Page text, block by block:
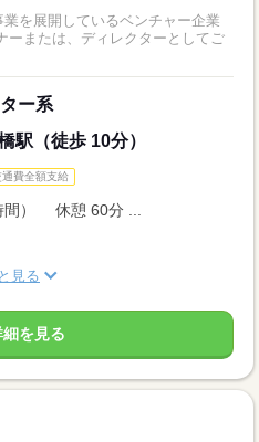
を展開しているベンチャー企業
ーまたは、ディレクターとしてご
ー系
駅（徒歩 10分）
通費全額支給
間） 休憩 60分 ...
見る
を見る